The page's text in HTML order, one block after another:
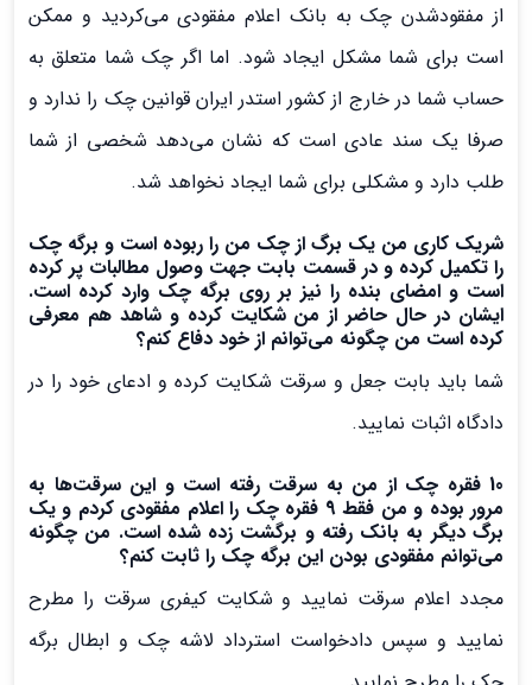
از مفقودشدن چک به بانک اعلام مفقودی می‌کردید و ممکن
است برای شما مشکل ایجاد شود. اما اگر چک شما متعلق به
حساب شما در خارج از کشور استدر ایران قوانین چک را ندارد و
صرفا یک سند عادی است که نشان می‌دهد شخصی از شما
طلب دارد و مشکلی برای شما ایجاد نخواهد شد.
شریک کاری من یک برگ از چک من را ربوده است و برگه چک
را تکمیل کرده و در قسمت بابت جهت وصول مطالبات پر کرده
است و امضای بنده را نیز بر روی برگه چک وارد کرده است.
ایشان در حال حاضر از من شکایت کرده و شاهد هم معرفی
کرده است من چگونه می‌توانم از خود دفاع کنم؟
شما باید بابت جعل و سرقت شکایت کرده و ادعای خود را در
دادگاه اثبات نمایید.
10 فقره چک از من به سرقت رفته است و این سرقت‌ها به
مرور بوده و من فقط 9 فقره چک را اعلام مفقودی کردم و یک
برگ دیگر به بانک رفته و برگشت زده شده است. من چگونه
می‌توانم مفقودی بودن این برگه چک را ثابت کنم؟
مجدد اعلام سرقت نمایید و شکایت کیفری سرقت را مطرح
نمایید و سپس دادخواست استرداد لاشه چک و ابطال برگه